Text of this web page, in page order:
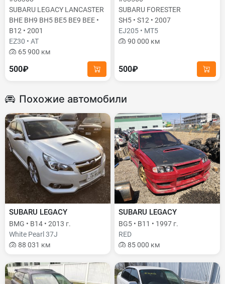
SUBARU LEGACY LANCASTER
BHE BH9 BH5 BE5 BE9 BEE •
B12 • 2001
EZ30 • AT
65 900 км
500₽
SUBARU FORESTER
SH5 • S12 • 2007
EJ205 • MT5
90 000 км
500₽
Похожие автомобили
SUBARU LEGACY
BMG • B14 • 2013 г.
White Pearl 37J
88 031 км
SUBARU LEGACY
BG5 • B11 • 1997 г.
RED
85 000 км